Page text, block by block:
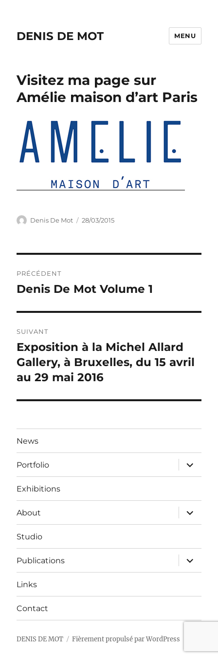
DENIS DE MOT MENU
Visitez ma page sur
Amélie maison d’art Paris
Auteur
Denis De Mot
Publié
28/03/2015
de
PRÉCÉDENT
Publication
Denis De Mot Volume 1
SUIVANT
Publication
suivante :
Exposition à la Michel Allard
Gallery, à Bruxelles, du 15 avril
au 29 mai 2016
News
Portfolio
ouvrir
le
sous-
Exhibitions
About
ouvrir
le
sous-
Studio
Publications
ouvrir
le
sous-
Links
Contact
DENIS DE MOT Fièrement propulsé par WordPress